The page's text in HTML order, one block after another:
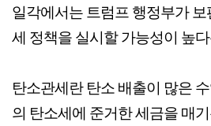
일각에서는 트럼프 행정부가
세 정책을 실시할 가능성이 높
탄소관세란 탄소 배출이 많은
의 탄소세에 준거한 세금을 매